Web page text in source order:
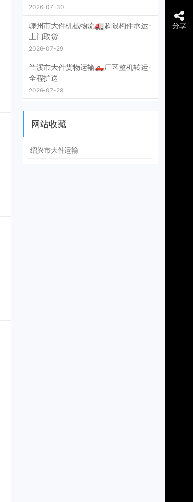
2026-07-30
嵊州市大件机械物流🚛超限构件承运-
上门取货
2026-07-29
兰溪市大件货物运输🛻厂区整机转运-
全程护送
2026-07-28
网站收藏
绍兴市大件运输
分享